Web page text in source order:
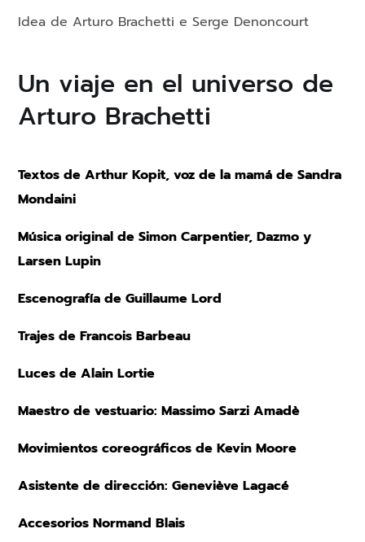
Idea de Arturo Brachetti e Serge Denoncourt
Un viaje en el universo de
Arturo Brachetti
Textos de Arthur Kopit, voz de la mamá de Sandra
Mondaini
Música original de Simon Carpentier, Dazmo y
Larsen Lupin
Escenografía de Guillaume Lord
Trajes de Francois Barbeau
Luces de Alain Lortie
Maestro de vestuario: Massimo Sarzi Amadè
Movimientos coreográficos de Kevin Moore
Asistente de dirección: Geneviève Lagacé
Accesorios Normand Blais